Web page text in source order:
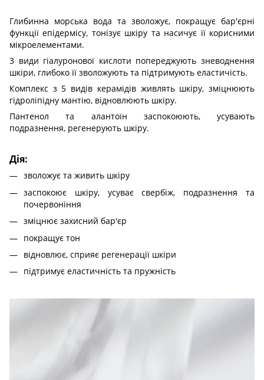
Глибинна морська вода та зволожує, покращує бар'єрні
функції епідермісу, тонізує шкіру та насичує її корисними
мікроелементами.
3 види гіалуронової кислоти попереджують зневоднення
шкіри, глибоко її зволожують та підтримують еластичість.
Комплекс з 5 видів керамідів живлять шкіру, зміцнюють
гідроліпідну мантію, відновлюють шкіру.
Пантенол та алантоїн заспокоюють, усувають
подразнення, регенерують шкіру.
Дія:
зволожує та живить шкіру
заспокоює шкіру, усуває свербіж, подразнення та
почервоніння
зміцнює захисний бар'єр
покращує тон
відновлює, сприяє регенерації шкіри
підтримує еластичність та пружність